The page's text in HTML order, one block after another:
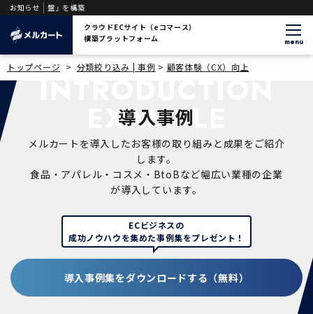
お知らせ
基盤」を構築
クラウドECサイト（eコマース）
構築プラットフォーム
menu
トップページ > 分類絞り込み | 事例 > 顧客体験（CX）向上
導入事例
EXAMPLE
メルカートを導入したお客様の取り組みと成果をご紹介
します。
食品・アパレル・コスメ・BtoBなど幅広い業種の企業
が導入しています。
ECビジネスの
成功ノウハウを集めた事例集をプレゼント！
導入事例集をダウンロードする（無料）